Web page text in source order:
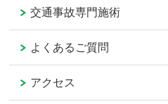
交通事故専門施術
よくあるご質問
アクセス